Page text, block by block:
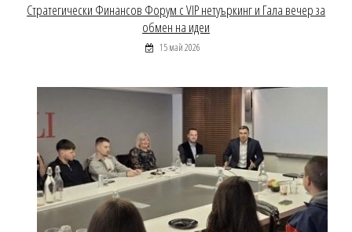
Стратегически Финансов Форум с VIP нетуъркинг и Гала вечер за
обмен на идеи
15 май 2026